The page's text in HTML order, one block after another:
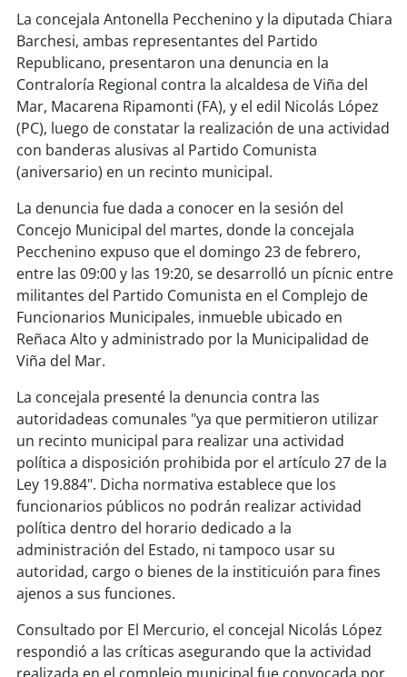
soycalama
soyantofagasta
soycopiapó
soyvalparaíso
soyquillota
soysanantonio
soychillán
soy sancarlos
soytalcahuano
soyconcepción
soycoronel
soy arauco
soytemuco
soyosorno
La concejala Antonella Pecchenino y la diputada Chiara
Barchesi, ambas representantes del Partido
Republicano, presentaron una denuncia en la
Contraloría Regional contra la alcaldesa de Viña del
Mar, Macarena Ripamonti (FA), y el edil Nicolás López
(PC), luego de constatar la realización de una actividad
con banderas alusivas al Partido Comunista
(aniversario) en un recinto municipal.
La denuncia fue dada a conocer en la sesión del
Concejo Municipal del martes, donde la concejala
Pecchenino expuso que el domingo 23 de febrero,
entre las 09:00 y las 19:20, se desarrolló un pícnic entre
militantes del Partido Comunista en el Complejo de
Funcionarios Municipales, inmueble ubicado en
Reñaca Alto y administrado por la Municipalidad de
Viña del Mar.
La concejala presenté la denuncia contra las
autoridadeas comunales "ya que permitieron utilizar
un recinto municipal para realizar una actividad
política a disposición prohibida por el artículo 27 de la
Ley 19.884". Dicha normativa establece que los
funcionarios públicos no podrán realizar actividad
política dentro del horario dedicado a la
administración del Estado, ni tampoco usar su
autoridad, cargo o bienes de la institicuión para fines
ajenos a sus funciones.
Consultado por El Mercurio, el concejal Nicolás López
respondió a las críticas asegurando que la actividad